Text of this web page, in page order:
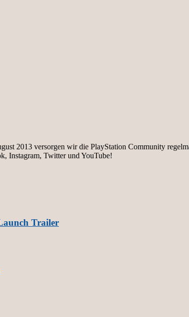
2013 versorgen wir die PlayStation Community
Instagram, Twitter und YouTube!
Trailer